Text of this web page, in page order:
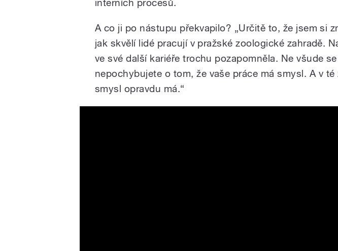
interních procesů.
A co ji po nástupu překvapilo? „Určitě to, že jsem si
jak skvělí lidé pracují v pražské zoologické zahradě.
ve své další kariéře trochu pozapomněla. Ne všude
nepochybujete o tom, že vaše práce má smysl. A v té
smysl opravdu má.“